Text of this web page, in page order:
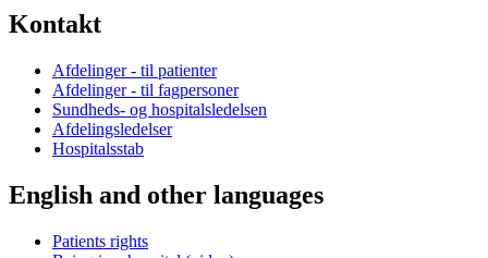
Kontakt
Afdelinger - til patienter
Afdelinger - til fagpersoner
Sundheds- og hospitalsledelsen
Afdelingsledelser
Hospitalsstab
English and other languages
Patients rights